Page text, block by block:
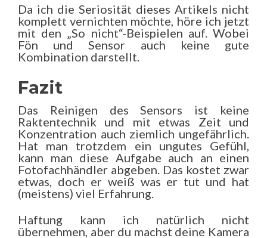
Da ich die Seriosität dieses Artikels nicht
komplett vernichten möchte, höre ich jetzt
mit den „So nicht“-Beispielen auf. Wobei
Fön und Sensor auch keine gute
Kombination darstellt.
Fazit
Das Reinigen des Sensors ist keine
Raktentechnik und mit etwas Zeit und
Konzentration auch ziemlich ungefährlich.
Hat man trotzdem ein ungutes Gefühl,
kann man diese Aufgabe auch an einen
Fotofachhändler abgeben. Das kostet zwar
etwas, doch er weiß was er tut und hat
(meistens) viel Erfahrung.
Haftung kann ich natürlich nicht
übernehmen, aber du machst deine Kamera